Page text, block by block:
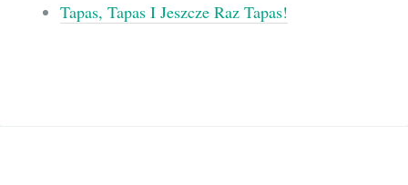
Tapas, Tapas I Jeszcze Raz Tapas!